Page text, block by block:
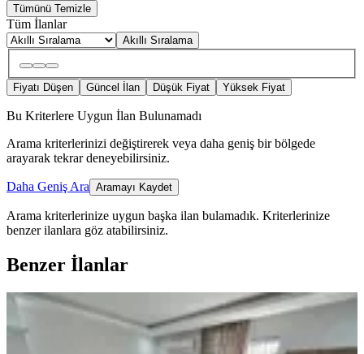
Tümünü Temizle
Tüm İlanlar
Akıllı Sıralama
Fiyatı Düşen Güncel İlan Düşük Fiyat Yüksek Fiyat
Bu Kriterlere Uygun İlan Bulunamadı
Arama kriterlerinizi değiştirerek veya daha geniş bir bölgede
arayarak tekrar deneyebilirsiniz.
Daha Geniş Ara Aramayı Kaydet
Arama kriterlerinize uygun başka ilan bulamadık. Kriterlerinize
benzer ilanlara göz atabilirsiniz.
Benzer İlanlar
ÖNE ÇIKAN
Barajyoluna Yakın Genişş 1+0 Eşyalı
Daire✅️